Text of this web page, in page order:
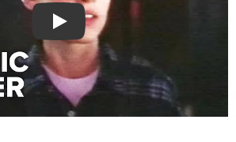
Watch on YouTube